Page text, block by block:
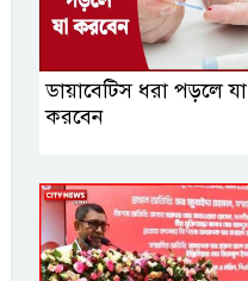
ডায়াবেটিস ধরা পড়লে যা
করবেন